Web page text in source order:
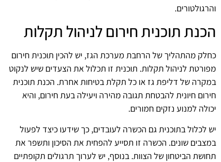
והרגולטורים.
הכנת תוכנית חירום לניהול תקלות
כחלק מהתהליך של הרחבת מערכת הגז, יש להכין תוכנית חירום
מפורטת לניהול תקלות. תוכנית זו תכלול את הצעדים שיש לנקוט
במקרה של דליפת גז או כל תקלת בטיחות אחרת. הכנת תוכנית
חירום חיונית להבטחת תגובה מהירה ויעילה בעת חירום, והיא
יכולה למנוע נזקים חמורים.
יש לכלול בתוכנית גם הכשרה לעובדים, כך שידעו כיצד לפעול
במצבים שונים. הכשרה זו תסייע להפחית את הסיכון ותשפר את
תחושת הביטחון של הצוות. בנוסף, יש לערוך תרגולים תקופתיים